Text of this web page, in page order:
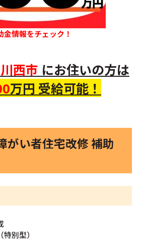
金情報をチェック！
川西市 にお住いの方は
万円 受給可能！
がい者住宅改修 補助
別型）